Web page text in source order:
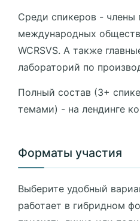
Среди спикеров - члены
международных обществ:
WCRSVS. А также
лабораторий по
Полный состав (3+
темами) - на лендинге
Форматы участия
Выберите удобный
работает в гибридном